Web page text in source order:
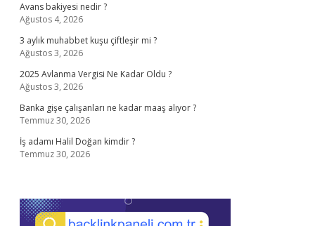
Avans bakiyesi nedir ?
Ağustos 4, 2026
3 aylık muhabbet kuşu çiftleşir mi ?
Ağustos 3, 2026
2025 Avlanma Vergisi Ne Kadar Oldu ?
Ağustos 3, 2026
Banka gişe çalışanları ne kadar maaş alıyor ?
Temmuz 30, 2026
İş adamı Halil Doğan kimdir ?
Temmuz 30, 2026